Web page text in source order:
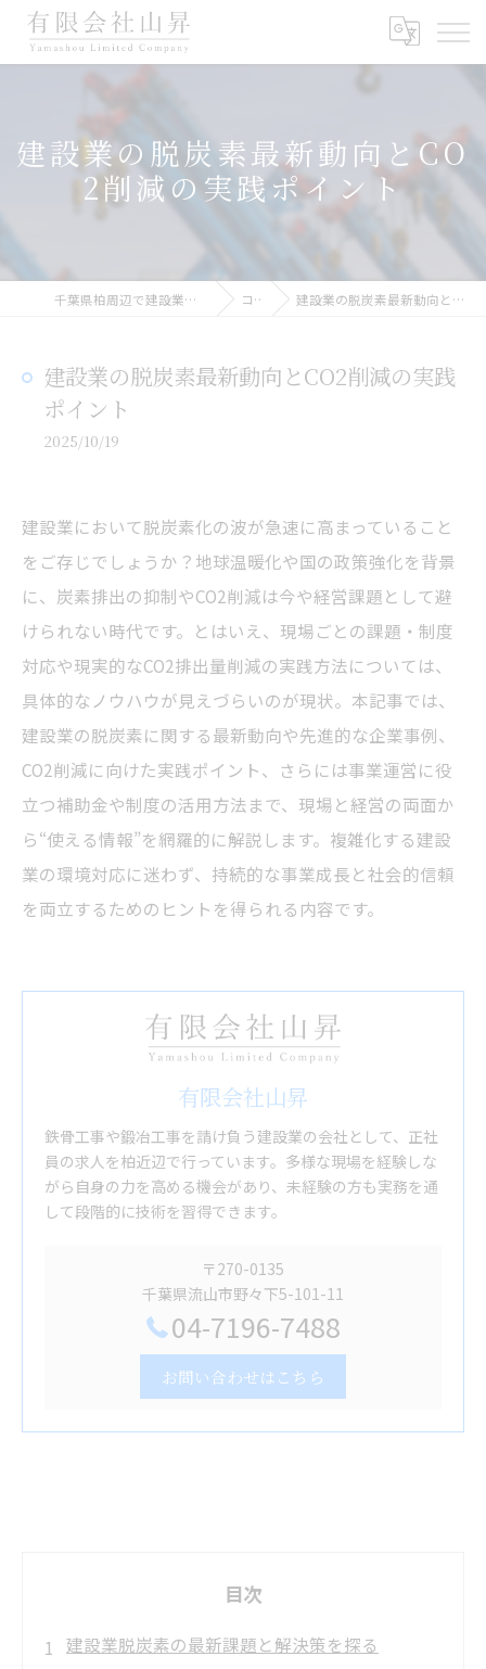
建設業の脱炭素最新動向とCO
2削減の実践ポイント
千葉県柏周辺で建設業の求人なら有限会社山昇 コラム 建設業の脱炭素最新動向とCO2削減の実践ポイント
建設業の脱炭素最新動向とCO2削減の実践
ポイント
2025/10/19
建設業において脱炭素化の波が急速に高まっていること
をご存じでしょうか？地球温暖化や国の政策強化を背景
に、炭素排出の抑制やCO2削減は今や経営課題として避
けられない時代です。とはいえ、現場ごとの課題・制度
対応や現実的なCO2排出量削減の実践方法については、
具体的なノウハウが見えづらいのが現状。本記事では、
建設業の脱炭素に関する最新動向や先進的な企業事例、
CO2削減に向けた実践ポイント、さらには事業運営に役
立つ補助金や制度の活用方法まで、現場と経営の両面か
ら“使える情報”を網羅的に解説します。複雑化する建設
業の環境対応に迷わず、持続的な事業成長と社会的信頼
を両立するためのヒントを得られる内容です。
有限会社山昇
鉄骨工事や鍛冶工事を請け負う建設業の会社として、正社
員の求人を柏近辺で行っています。多様な現場を経験しな
がら自身の力を高める機会があり、未経験の方も実務を通
して段階的に技術を習得できます。
〒270-0135
千葉県流山市野々下5-101-11
04-7196-7488
お問い合わせはこちら
目次
建設業脱炭素の最新課題と解決策を探る